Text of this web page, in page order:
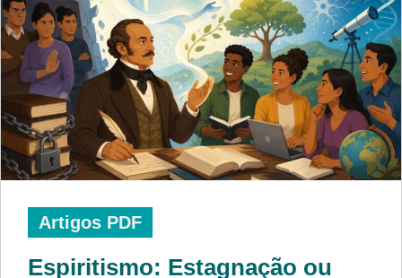
Artigos PDF
Espiritismo: Estagnação ou